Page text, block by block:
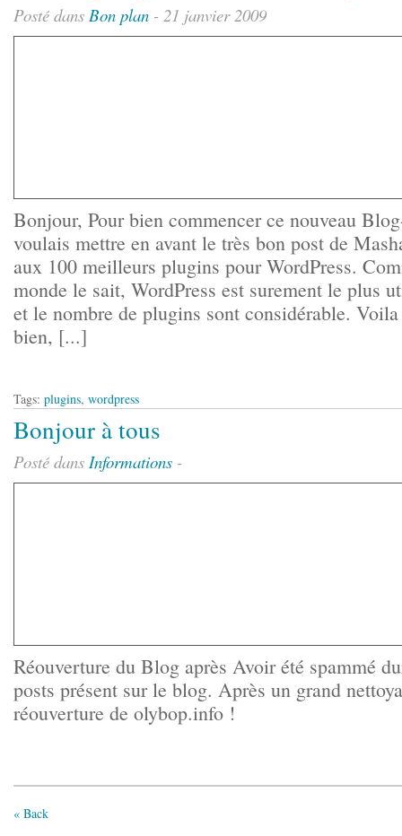
Posté dans Bon plan - 21 janvier 2009
Bonjour, Pour bien commencer ce nouveau
voulais mettre en avant le très bon post de
aux 100 meilleurs plugins pour WordPress.
monde le sait, WordPress est surement le plus
et le nombre de plugins sont considérable.
bien, [...]
Tags: plugins, wordpress
Bonjour à tous
Posté dans Informations -
Réouverture du Blog après Avoir été spammé
posts présent sur le blog. Après un grand
réouverture de olybop.info !
« Back